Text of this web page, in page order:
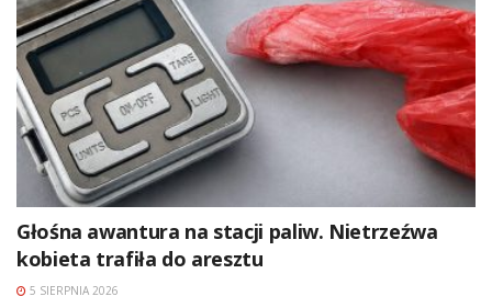
Głośna awantura na stacji paliw. Nietrzeźwa
kobieta trafiła do aresztu
5 SIERPNIA 2026